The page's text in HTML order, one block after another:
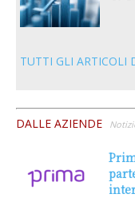
TUTTI GLI ARTICOLI
DALLE AZIENDE